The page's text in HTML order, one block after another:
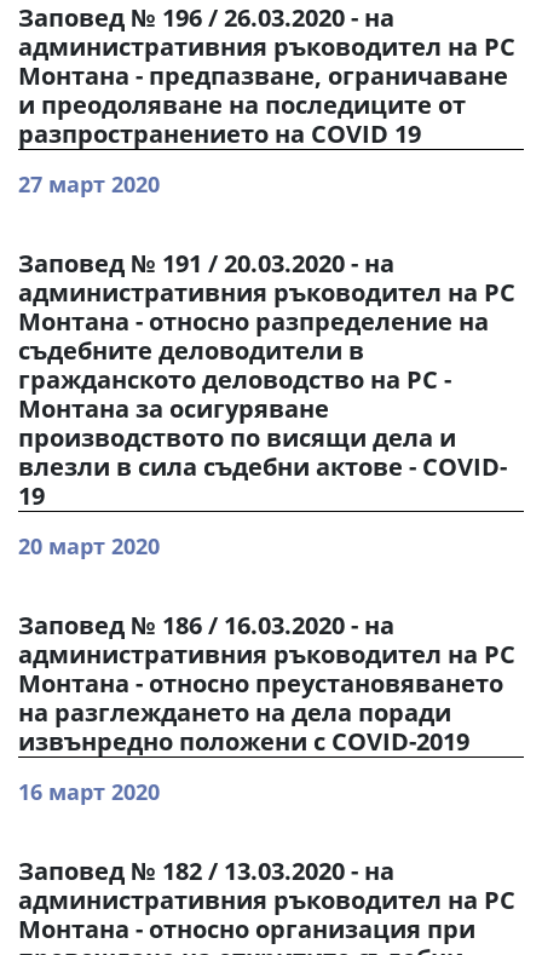
Заповед № 196 / 26.03.2020 - на
административния ръководител на РС
Монтана - предпазване, ограничаване
и преодоляване на последиците от
разпространението на COVID 19
27 март 2020
Заповед № 191 / 20.03.2020 - на
административния ръководител на РС
Монтана - относно разпределение на
съдебните деловодители в
гражданското деловодство на РС -
Монтана за осигуряване
производството по висящи дела и
влезли в сила съдебни актове - COVID-
19
20 март 2020
Заповед № 186 / 16.03.2020 - на
административния ръководител на РС
Монтана - относно преустановяването
на разглеждането на дела поради
извънредно положени с COVID-2019
16 март 2020
Заповед № 182 / 13.03.2020 - на
административния ръководител на РС
Монтана - относно организация при